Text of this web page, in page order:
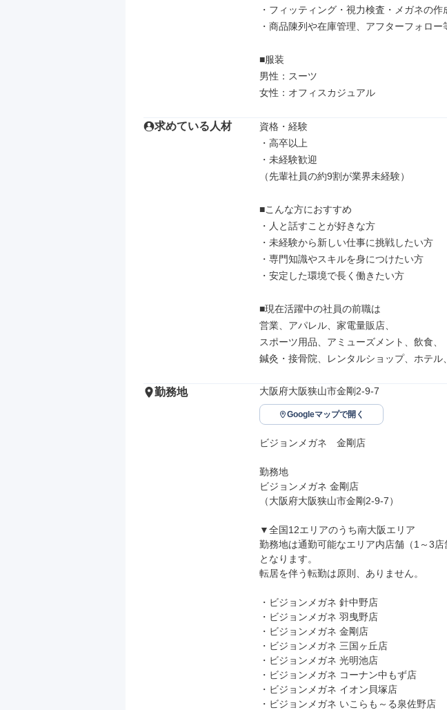
・フィッティング・視力検査・メガネの作
・商品陳列や在庫管理、アフターフォロー
■服装
男性：スーツ
女性：オフィスカジュアル
求めている人材
資格・経験
・高卒以上
・未経験歓迎
（先輩社員の約9割が業界未経験）
■こんな方におすすめ
・人と話すことが好きな方
・未経験から新しい仕事に挑戦したい方
・専門知識やスキルを身につけたい方
・安定した環境で長く働きたい方
■現在活躍中の社員の前職は
営業、アパレル、家電量販店、
スポーツ用品、アミューズメント、飲食、
鍼灸・接骨院、レンタルショップ、ホテル
勤務地 大阪府大阪狭山市金剛2-9-7
Googleマップで開く
ビジョンメガネ　金剛店
勤務地
ビジョンメガネ 金剛店
（大阪府大阪狭山市金剛2-9-7）
▼全国12エリアのうち南大阪エリア
勤務地は通勤可能なエリア内店舗（1～3店
となります。
転居を伴う転勤は原則、ありません。
・ビジョンメガネ 針中野店
・ビジョンメガネ 羽曳野店
・ビジョンメガネ 金剛店
・ビジョンメガネ 三国ヶ丘店
・ビジョンメガネ 光明池店
・ビジョンメガネ コーナン中もず店
・ビジョンメガネ イオン貝塚店
・ビジョンメガネ いこらも～る泉佐野店